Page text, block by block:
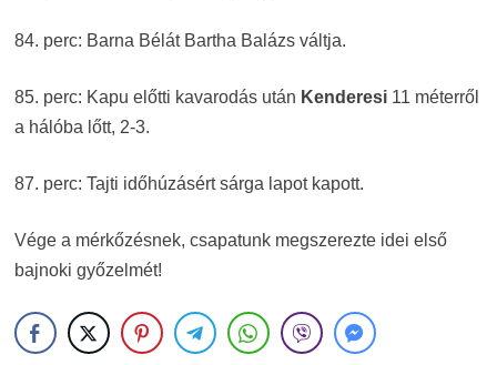
84. perc: Barna Bélát Bartha Balázs váltja.
85. perc: Kapu előtti kavarodás után Kenderesi11 méterről
a hálóba lőtt, 2-3.
87. perc: Tajti időhúzásért sárga lapot kapott.
Vége a mérkőzésnek, csapatunk megszerezte idei első
bajnoki győzelmét!